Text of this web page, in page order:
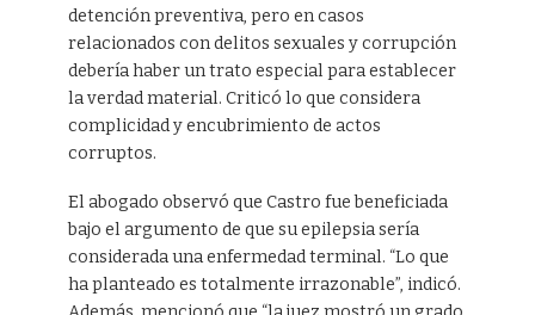
detención preventiva, pero en casos
relacionados con delitos sexuales y corrupción
debería haber un trato especial para establecer
la verdad material. Criticó lo que considera
complicidad y encubrimiento de actos
corruptos.
El abogado observó que Castro fue beneficiada
bajo el argumento de que su epilepsia sería
considerada una enfermedad terminal. “Lo que
ha planteado es totalmente irrazonable”, indicó.